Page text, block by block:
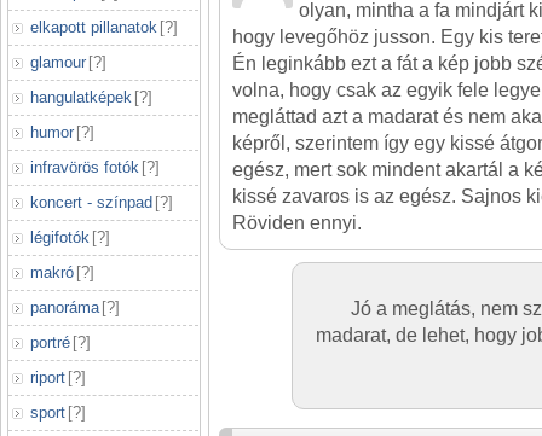
elkapott pillanatok [?]
glamour [?]
hangulatképek [?]
humor [?]
infravörös fotók [?]
koncert - színpad [?]
légifotók [?]
makró [?]
panoráma [?]
portré [?]
riport [?]
sport [?]
olyan, mintha a fa mindjárt
hogy levegőhöz jusson. Egy kis
Én leginkább ezt a fát a kép jobb
volna, hogy csak az egyik fele
megláttad azt a madarat és nem
képről, szerintem így egy kissé
egész, mert sok mindent akartál a
kissé zavaros is az egész. Sajnos
Röviden ennyi.
Jó a meglátás, nem
madarat, de lehet, hogy